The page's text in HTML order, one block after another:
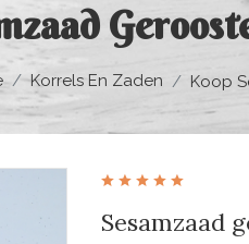
Korrels En Zaden Koop
Sesamzaad